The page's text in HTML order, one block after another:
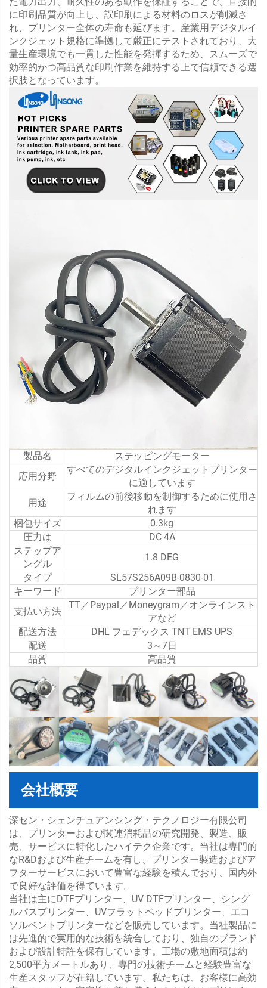
に印刷品質が向上し、誤印刷による材料のロスが削減さ
れ、プリンター全体の寿命も延びます。産業用デジタルイ
ンクジェット規格に準拠して厳正にテストされており、大
量生産環境でも一貫した性能を発揮するため、スムーズで
効率的かつ高品質な印刷作業を維持する上で信頼できる選
択肢となっています。
製品名
ステッピングモーター
応用分野
すべてのデジタルインクジェットプリンター
に適しています
用途
フィルムの前後移動を制御するために使用さ
れます
梱包サイズ
0.3kg
圧力は
DC 4A
ステップア
ングル
1.8 DEG
タイプ
SL57S256A09B-0830-01
キーワード
プリンター部品
支払い方法
TT／Paypal／Moneygram／オンラインスト
アなど
配送方法
DHL フェデックス TNT EMS UPS
配送
3～7日
品質
高品質
会社概要
深セン・シェンチュアンシング・テクノロジー有限公司
は、プリンターおよび関連消耗品の研究開発、製造、販
売、サービスに特化したハイテク企業です。当社は専門的
なR&Dおよび生産チームを有し、プリンター製造およびア
フターサービスにおいて豊富な経験を積んでおり、国内外
で良好な評価を得ています。
当社は主にDTFプリンター、UV DTFプリンター、シング
ルパスプリンター、UVフラットベッドプリンター、エコ
ソルベントプリンターなどを販売しています。当社製品に
は先進的で実用的な技術を統合しており、独自のブランド
および設計特許を保有しています。工場の敷地面積は約
2,500平方メートルあり、専門の技術チームと経験豊富な
生産スタッフが在籍しています。私たちは、お客様に高効